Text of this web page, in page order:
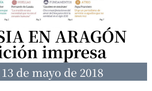
EN ARAGÓN
impresa
de mayo de 2018